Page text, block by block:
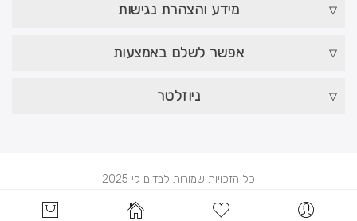
מידע והצהרת נגישות
אפשר לשלם באמצעות
ניוזלטר
כל הזכויות שמורות לבדים לי 2025